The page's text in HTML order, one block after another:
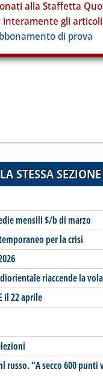
alla Staffetta
interamente gli
di prova
STESSA SEZIONE
mensili $/b di marzo
per la crisi
riaccende la
il 22 aprile
russo. “A secco 600